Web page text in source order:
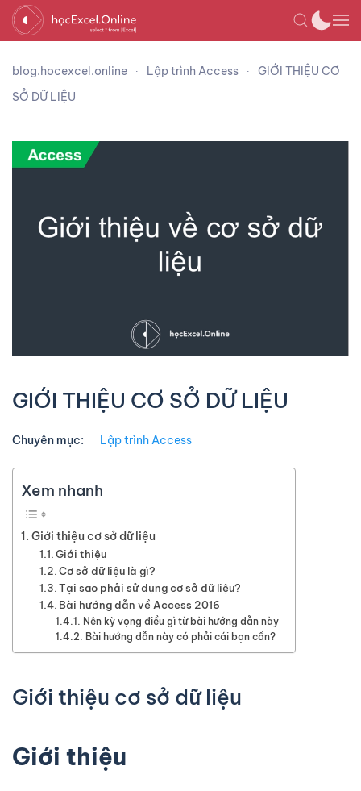
blog.hocexcel.online Lập trình Access
GIỚI THIỆU CƠ
SỞ DỮ LIỆU
GIỚI THIỆU CƠ SỞ DỮ LIỆU
Chuyên mục: Lập trình Access
Xem nhanh
Giới thiệu cơ sở dữ liệu
Giới thiệu
Cơ sở dữ liệu là gì?
Tại sao phải sử dụng cơ sở dữ liệu?
Bài hướng dẫn về Access 2016
Nên kỳ vọng điều gì từ bài hướng dẫn này
Bài hướng dẫn này có phải cái bạn cần?
Giới thiệu cơ sở dữ liệu
Giới thiệu